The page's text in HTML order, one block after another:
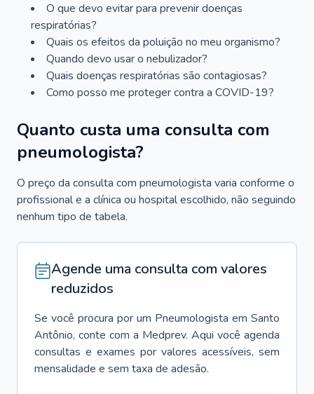
O que devo evitar para prevenir doenças
respiratórias?
Quais os efeitos da poluição no meu organismo?
Quando devo usar o nebulizador?
Quais doenças respiratórias são contagiosas?
Como posso me proteger contra a COVID-19?
Quanto custa uma consulta com
pneumologista?
O preço da consulta com pneumologista varia conforme o
profissional e a clínica ou hospital escolhido, não seguindo
nenhum tipo de tabela.
Agende uma consulta com valores
reduzidos
Se você procura por um Pneumologista em Santo
Antônio, conte com a Medprev. Aqui você agenda
consultas e exames por valores acessíveis, sem
mensalidade e sem taxa de adesão.